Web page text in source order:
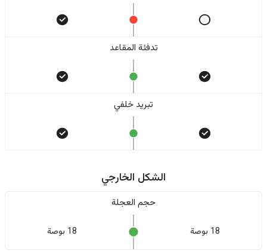
تدفئة المقاعد
تبريد خلفي
الشكل الخارجي
حجم العجلة
18 بوصة 18 بوصة